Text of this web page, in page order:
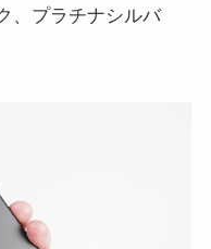
、プラチナシルバ